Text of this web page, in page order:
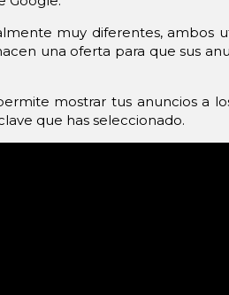
muy diferentes, ambos
una oferta para que sus
mostrar tus anuncios a
que has seleccionado.